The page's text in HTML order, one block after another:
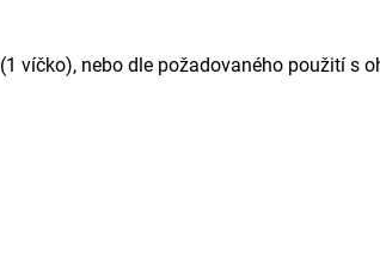
(1 víčko), nebo dle požadovaného použití s